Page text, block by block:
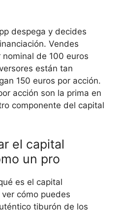
despega y decides
Vendes
de 100 euros
están tan
150 euros por acción.
acción son la prima en
componente del capital
el capital
un pro
es el capital
cómo puedes
tiburón de los